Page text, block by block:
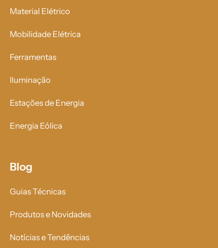
Material Elétrico
Mobilidade Elétrica
Ferramentas
Iluminação
Estações de Energia
Energia Eólica
Blog
Guias Técnicas
Produtos e Novidades
Notícias e Tendências